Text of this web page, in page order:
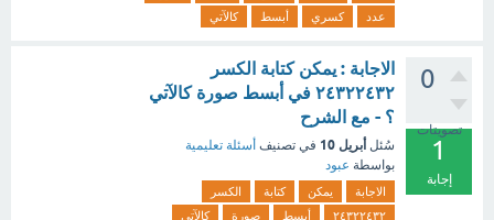
عدد
كسري أبسط كالآتي
0
تصويتات
1
إجابة
الاجابة : يمكن كتابة الكسر
٢٤٣٢٢٤٣٢ في أبسط صورة كالآتي
؟ - مع الشرح
سُئل أبريل 10 في تصنيف أسئلة تعليمية
بواسطة عبود
الاجابة يمكن كتابة
الكسر
٢٤٣٢٢٤٣٢
أبسط صورة كالآتي